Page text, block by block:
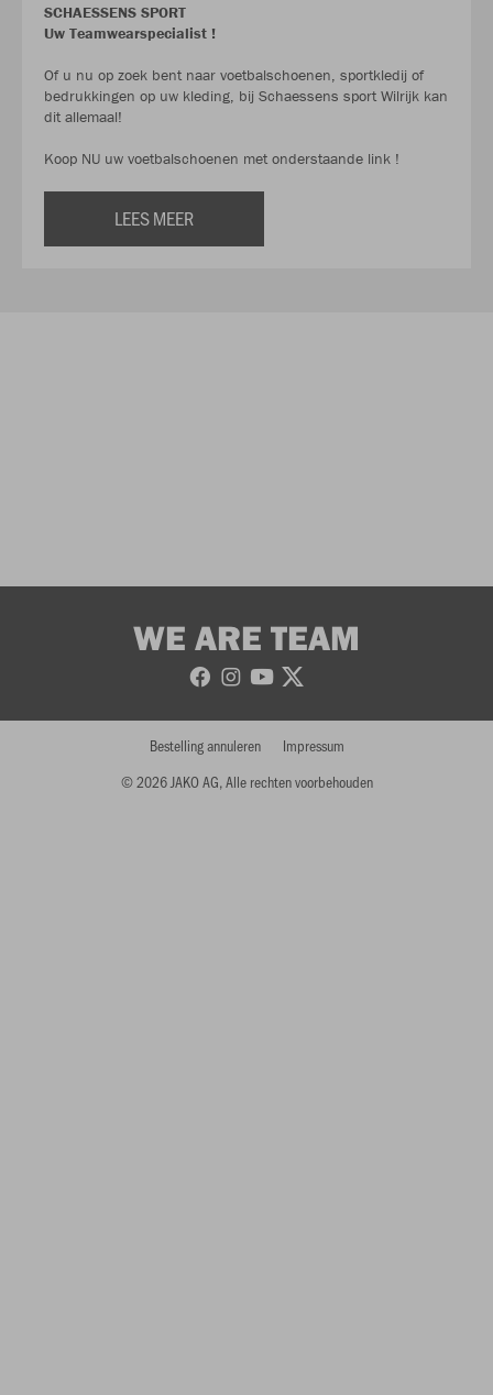
SCHAESSENS SPORT
Uw Teamwearspecialist !
Of u nu op zoek bent naar voetbalschoenen, sportkledij of
bedrukkingen op uw kleding, bij Schaessens sport Wilrijk kan
dit allemaal!
Koop NU uw voetbalschoenen met onderstaande link !
LEES MEER
WE ARE TEAM
© 2026 JAKO AG, Alle rechten voorbehouden
Bestelling annuleren Impressum